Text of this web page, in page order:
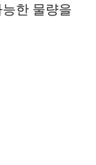
한 물량을